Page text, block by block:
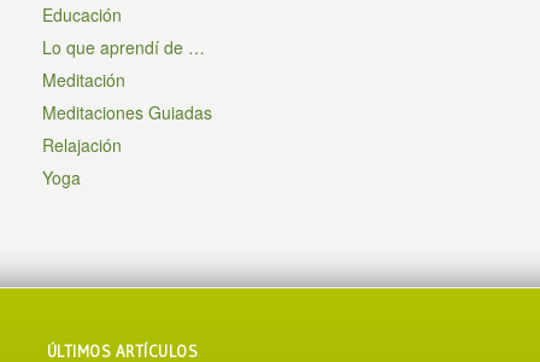
Educación
Lo que aprendí de …
Meditación
Meditaciones Guiadas
Relajación
Yoga
ÚLTIMOS ARTÍCULOS